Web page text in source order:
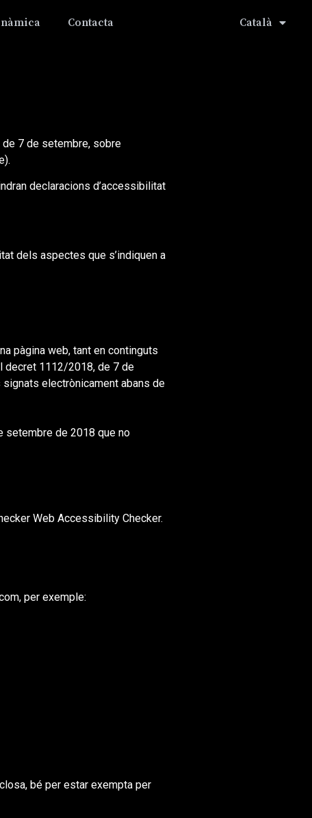
Contacta Català
7 de setembre, sobre
declaracions d’accessibilitat
dels aspectes que s’indiquen a
pàgina web, tant en continguts
decret 1112/2018, de 7 de
electrònicament abans de
setembre de 2018 que no
Web Accessibility Checker.
per exemple:
bé per estar exempta per